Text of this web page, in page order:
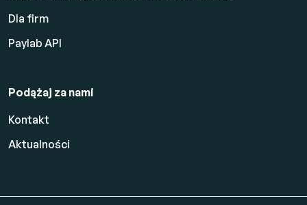
Dla firm
Paylab API
Podążaj za nami
Kontakt
Aktualności